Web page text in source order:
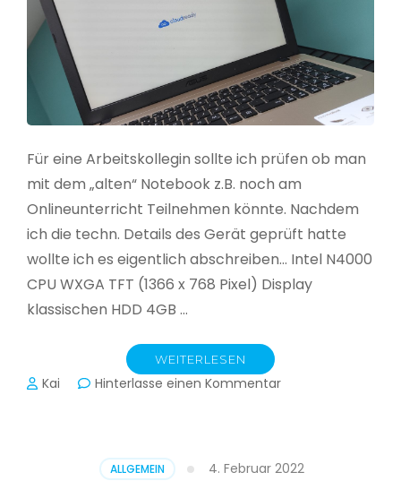
Für eine Arbeitskollegin sollte ich prüfen ob man
mit dem „alten“ Notebook z.B. noch am
Onlineunterricht Teilnehmen könnte. Nachdem
ich die techn. Details des Gerät geprüft hatte
wollte ich es eigentlich abschreiben… Intel N4000
CPU WXGA TFT (1366 x 768 Pixel) Display
klassischen HDD 4GB …
WEITERLESEN
Kai Hinterlasse einen Kommentarzu
ALLGEMEIN 4. Februar 2022